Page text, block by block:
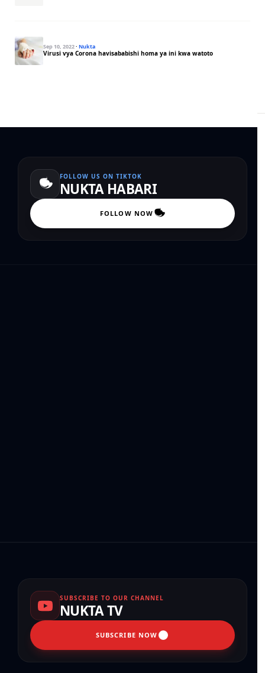
Sep 10, 2022· Nukta
Virusi vya Corona havisababishi homa ya ini kwa watoto
FOLLOW US ON TIKTOK
NUKTA HABARI
FOLLOW NOW
SUBSCRIBE TO OUR CHANNEL
NUKTA TV
SUBSCRIBE NOW